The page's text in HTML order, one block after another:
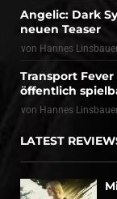
Angelic: Dark
neuen Teaser
von Hannes
Transport
öffentlich
von Hannes
LATEST